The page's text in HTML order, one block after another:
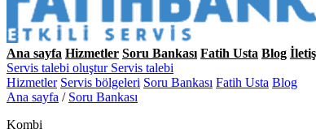
Ana sayfa Hizmetler Soru Bankası Fatih Usta Blog
Servis talebi oluştur Servis talebi
Hizmetler Servis bölgeleri Soru Bankası Fatih Usta Blog
Ana sayfa / Soru Bankası
Kombi